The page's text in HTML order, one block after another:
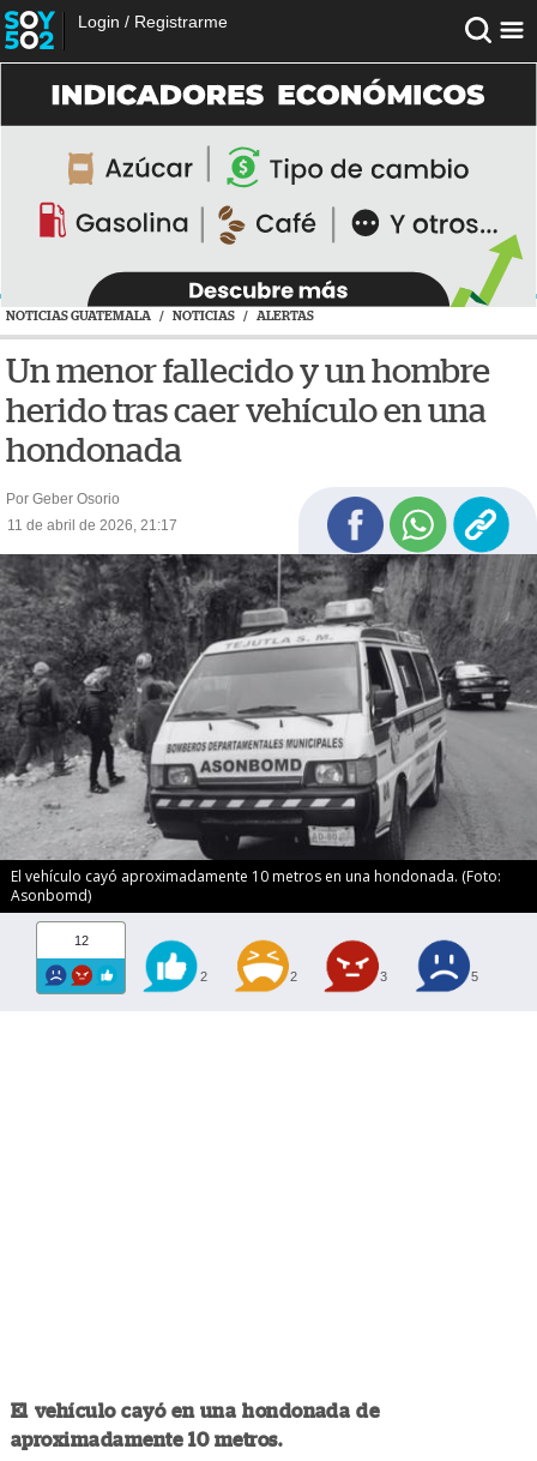
Login / Registrarme
NOTICIAS GUATEMALA / NOTICIAS / ALERTAS
Un menor fallecido y un hombre
herido tras caer vehículo en una
hondonada
Por Geber Osorio
11 de abril de 2026, 21:17
El vehículo cayó aproximadamente 10 metros en una hondonada. (Foto:
Asonbomd)
12
2 2 3 5
El vehículo cayó en una hondonada de
aproximadamente 10 metros.